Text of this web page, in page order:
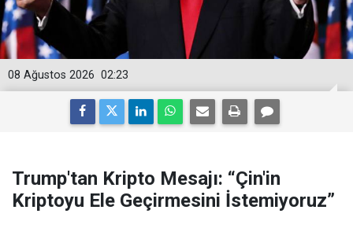
02:23
08 Ağustos 2026
Trump'tan Kripto Mesajı: “Çin'in
Kriptoyu Ele Geçirmesini İstemiyoruz”